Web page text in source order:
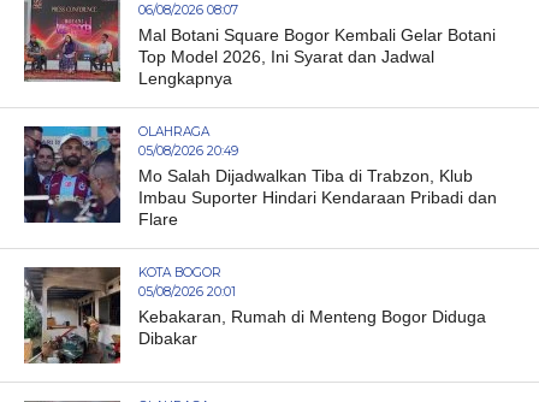
06/08/2026 08:07
Mal Botani Square Bogor Kembali Gelar Botani
Top Model 2026, Ini Syarat dan Jadwal
Lengkapnya
OLAHRAGA
05/08/2026 20:49
Mo Salah Dijadwalkan Tiba di Trabzon, Klub
Imbau Suporter Hindari Kendaraan Pribadi dan
Flare
KOTA BOGOR
05/08/2026 20:01
Kebakaran, Rumah di Menteng Bogor Diduga
Dibakar